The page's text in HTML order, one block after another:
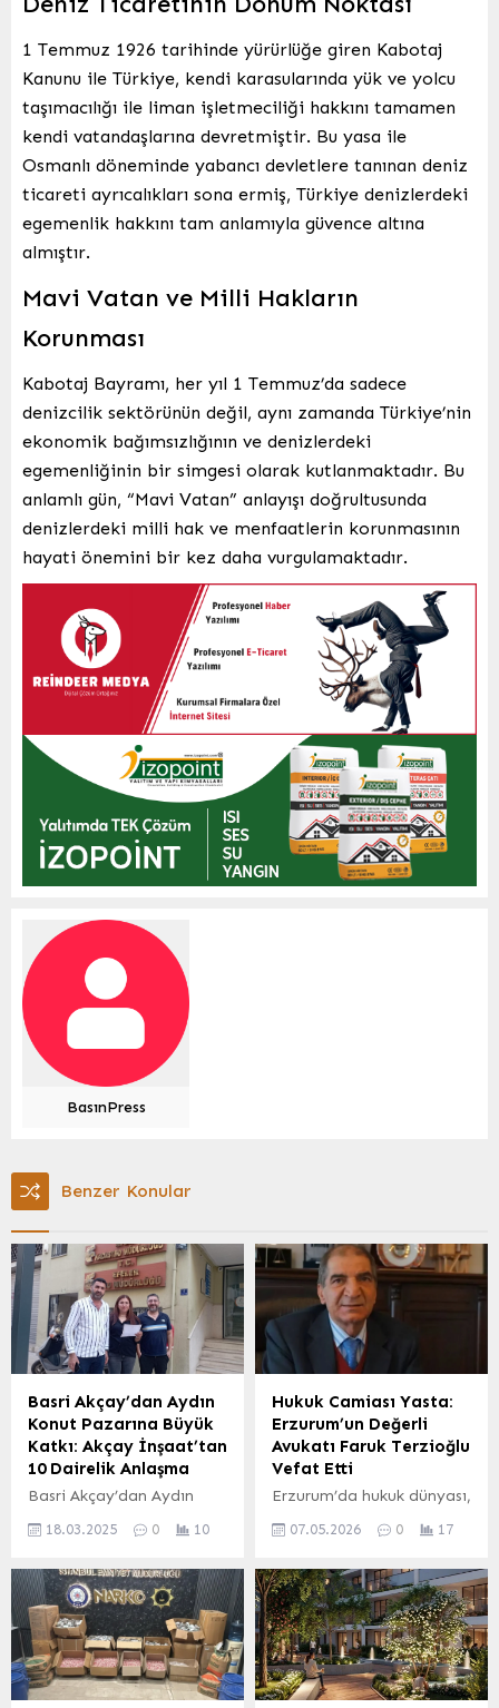
1 Temmuz 1926 tarihinde yürürlüğe giren Kabotaj
Kanunu ile Türkiye, kendi karasularında yük ve yolcu
taşımacılığı ile liman işletmeciliği hakkını tamamen
kendi vatandaşlarına devretmiştir. Bu yasa ile
Osmanlı döneminde yabancı devletlere tanınan deniz
ticareti ayrıcalıkları sona ermiş, Türkiye denizlerdeki
egemenlik hakkını tam anlamıyla güvence altına
almıştır.
Mavi Vatan ve Milli Hakların
Korunması
Kabotaj Bayramı, her yıl 1 Temmuz’da sadece
denizcilik sektörünün değil, aynı zamanda Türkiye’nin
ekonomik bağımsızlığının ve denizlerdeki
egemenliğinin bir simgesi olarak kutlanmaktadır. Bu
anlamlı gün, “Mavi Vatan” anlayışı doğrultusunda
denizlerdeki milli hak ve menfaatlerin korunmasının
hayati önemini bir kez daha vurgulamaktadır.
BasınPress
Benzer Konular
Basri Akçay’dan Aydın
Konut Pazarına Büyük
Katkı: Akçay İnşaat’tan
10 Dairelik Anlaşma
Basri Akçay’dan Aydın
Katkı: Akçay İnşaat’tan 10
konut sektöründe önemli
bir yer edinen Akçay
İnşaat, yeni bir projeye
daha imza attı. Şirketin
sahibi Basri Akçay, kentin
hızla gelişen bölgelerinden
18.03.2025 0 10
Hukuk Camiası Yasta:
Erzurum’un Değerli
Avukatı Faruk Terzioğlu
Vefat Etti
Erzurum’da hukuk dünyası,
saygın çalışmalara imza
Terzioğlu’nun ani vefatıyla
derin bir yasa boğuldu.
Akşam saatlerinde
rahatsızlanan Terzioğlu,
kaldırıldığı hastanede
yapılan tüm müdahalelere
07.05.2026 0 17